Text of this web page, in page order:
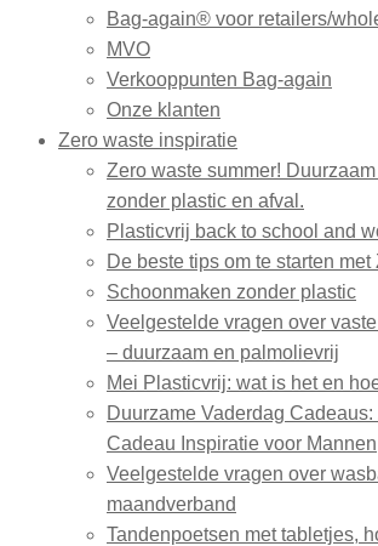
Bag-again® voor retailers/
MVO
Verkooppunten Bag-again
Onze klanten
Zero waste inspiratie
Zero waste summer!
zonder plastic en afval.
Plasticvrij back to school and
De beste tips om te starten met
Schoonmaken zonder plastic
Veelgestelde vragen over
– duurzaam en palmolievrij
Mei Plasticvrij: wat is het en
Duurzame Vaderdag Cadeaus:
Cadeau Inspiratie voor Mannen
Veelgestelde vragen over
maandverband
Tandenpoetsen met tabletjes,